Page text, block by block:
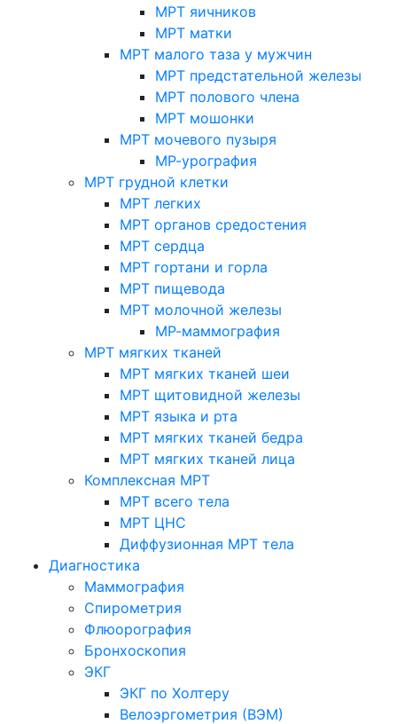
МРТ яичников
МРТ матки
МРТ малого таза у мужчин
МРТ предстательной железы
МРТ полового члена
МРТ мошонки
МРТ мочевого пузыря
МР-урография
МРТ грудной клетки
МРТ легких
МРТ органов средостения
МРТ сердца
МРТ гортани и горла
МРТ пищевода
МРТ молочной железы
МР-маммография
МРТ мягких тканей
МРТ мягких тканей шеи
МРТ щитовидной железы
МРТ языка и рта
МРТ мягких тканей бедра
МРТ мягких тканей лица
Комплексная МРТ
МРТ всего тела
МРТ ЦНС
Диффузионная МРТ тела
Диагностика
Маммография
Спирометрия
Флюорография
Бронхоскопия
ЭКГ
ЭКГ по Холтеру
Велоэргометрия (ВЭМ)